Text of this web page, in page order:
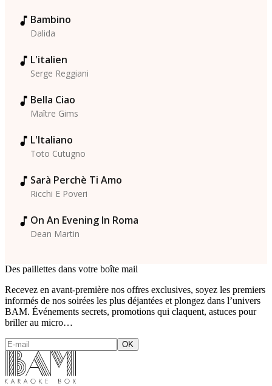
Bambino
Dalida
L'italien
Serge Reggiani
Bella Ciao
Maître Gims
L'Italiano
Toto Cutugno
Sarà Perchè Ti Amo
Ricchi E Poveri
On An Evening In Roma
Dean Martin
Des paillettes dans votre boîte mail
Recevez en avant-première nos offres exclusives, soyez les premiers
informés de nos soirées les plus déjantées et plongez dans l’univers
BAM. Événements secrets, promotions qui claquent, astuces pour
briller au micro…